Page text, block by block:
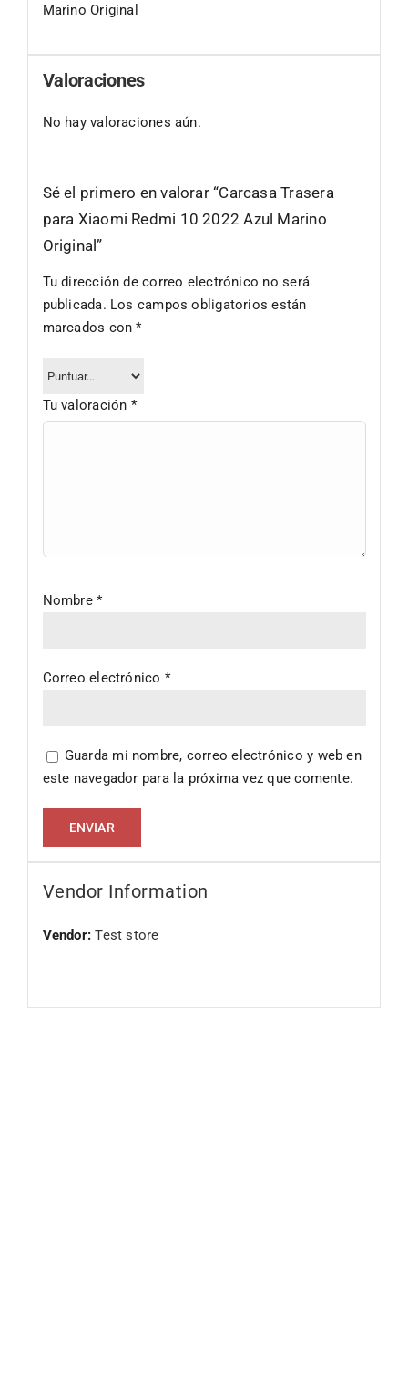
Marino Original
Valoraciones
No hay valoraciones aún.
Sé el primero en valorar “Carcasa Trasera
para Xiaomi Redmi 10 2022 Azul Marino
Original”
Tu dirección de correo electrónico no será
publicada. Los campos obligatorios están
marcados con*
Tu valoración *
Nombre*
Correo electrónico *
Guarda mi nombre, correo electrónico y web en
este navegador para la próxima vez que comente.
Vendor Information
Vendor:Test store